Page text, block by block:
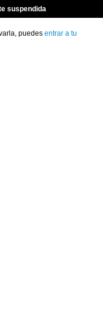
suspendida
puedes entrar a tu